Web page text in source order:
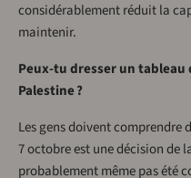
considérablement réduit la
maintenir.
Peux-tu dresser un tableau
Palestine ?
Les gens doivent comprendre
7 octobre est une décision de
probablement même pas été